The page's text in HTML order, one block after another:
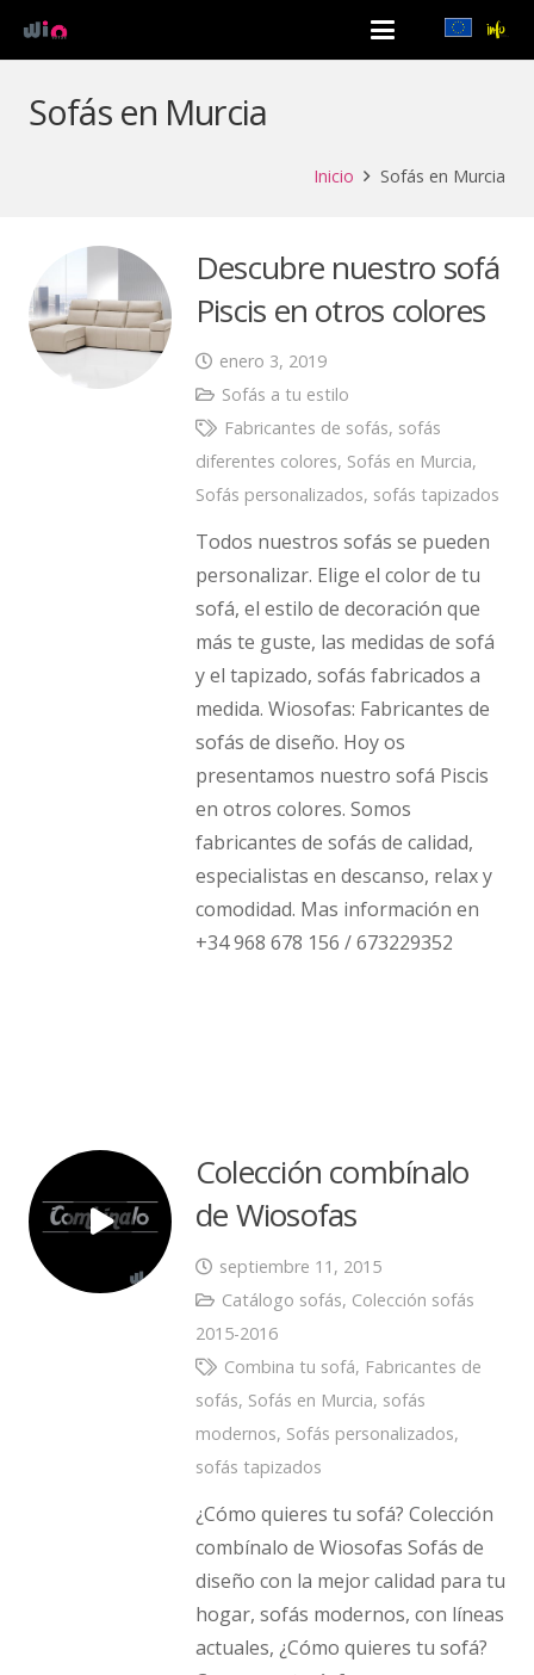
Sofás en Murcia
Inicio Sofás en Murcia
Descubre nuestro sofá
Piscis en otros colores
enero 3, 2019
Sofás a tu estilo
Fabricantes de sofás, sofás
diferentes colores, Sofás en Murcia,
Sofás personalizados, sofás tapizados
Todos nuestros sofás se pueden
personalizar. Elige el color de tu
sofá, el estilo de decoración que
más te guste, las medidas de sofá
y el tapizado, sofás fabricados a
medida. Wiosofas: Fabricantes de
sofás de diseño. Hoy os
presentamos nuestro sofá Piscis
en otros colores. Somos
fabricantes de sofás de calidad,
especialistas en descanso, relax y
comodidad. Mas información en
+34 968 678 156 / 673229352
Colección combínalo
de Wiosofas
septiembre 11, 2015
Catálogo sofás, Colección sofás
2015-2016
Combina tu sofá, Fabricantes de
sofás, Sofás en Murcia, sofás
modernos, Sofás personalizados,
sofás tapizados
¿Cómo quieres tu sofá? Colección
combínalo de Wiosofas Sofás de
diseño con la mejor calidad para tu
hogar, sofás modernos, con líneas
actuales, ¿Cómo quieres tu sofá?